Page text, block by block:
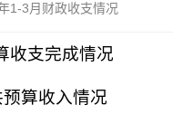
3月财政收支情况
收支完成情况
算收入情况